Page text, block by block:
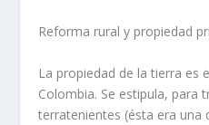
Reforma rural y propiedad
La propiedad de la tierra es
Colombia. Se estipula, para
terratenientes (ésta era una